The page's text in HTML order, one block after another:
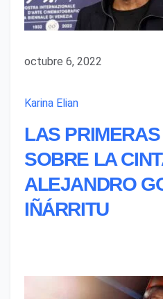
octubre 6, 2022
Karina Elian
LAS
SOBRE LA
ALEJANDRO
IÑÁRRITU